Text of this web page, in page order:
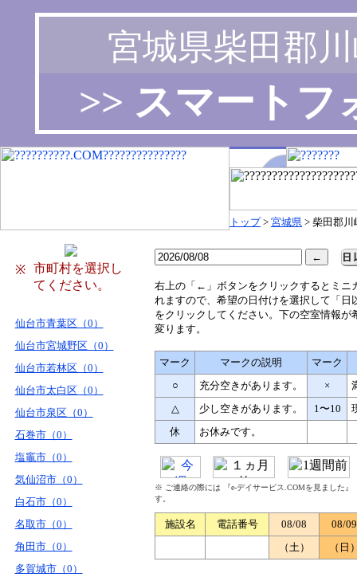
宮城県柴田郡
>> スマートフ
トップ> 宮城県 > 柴田郡川
※
市町村を選択し
てください。
仙台市青葉区（0）
仙台市宮城野区（0）
仙台市若林区（0）
仙台市太白区（0）
仙台市泉区（0）
石巻市（0）
塩竈市（0）
気仙沼市（0）
白石市（0）
名取市（0）
角田市（0）
多賀城市（0）
右 上の「←」ボタンをクリックするとミニ
れますので、希望の日付けを選択して「日
をクリックしてください。下の空室情報が
変ります。
マーク マークの説明
マーク
○
充分空きがあります。 ×
△
少し空きがあります。 1〜10
休
お休みです。
※ ご連絡の際には 『e-デイサービス.COMを見ました
す。
施設名 電話番号 08/08
08/09
（土）
（日